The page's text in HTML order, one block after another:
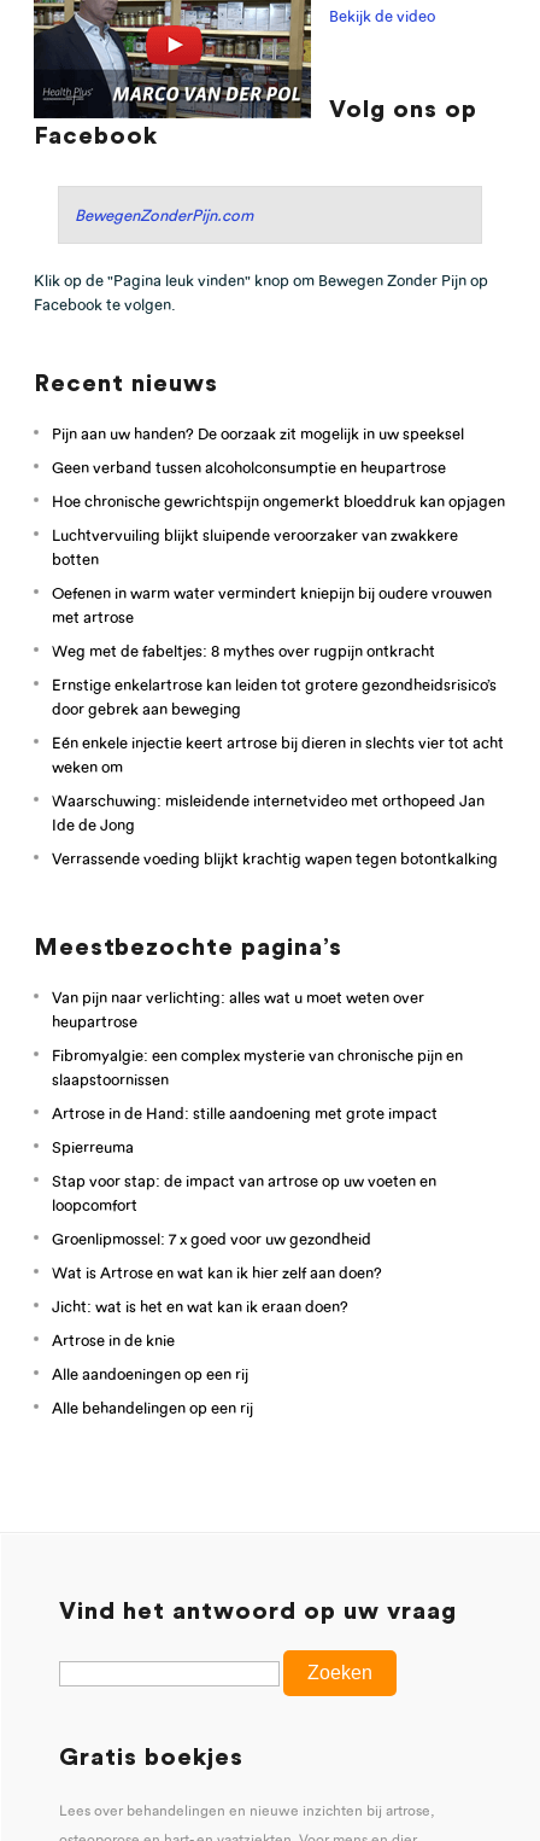
Bekijk de video
Volg ons op
Facebook
BewegenZonderPijn.com
Klik op de "Pagina leuk vinden" knop om Bewegen Zonder Pijn op
Facebook te volgen.
Recent nieuws
Pijn aan uw handen? De oorzaak zit mogelijk in uw speeksel
Geen verband tussen alcoholconsumptie en heupartrose
Hoe chronische gewrichtspijn ongemerkt bloeddruk kan opjagen
Luchtvervuiling blijkt sluipende veroorzaker van zwakkere
botten
Oefenen in warm water vermindert kniepijn bij oudere vrouwen
met artrose
Weg met de fabeltjes: 8 mythes over rugpijn ontkracht
Ernstige enkelartrose kan leiden tot grotere gezondheidsrisico’s
door gebrek aan beweging
Eén enkele injectie keert artrose bij dieren in slechts vier tot acht
weken om
Waarschuwing: misleidende internetvideo met orthopeed Jan
Ide de Jong
Verrassende voeding blijkt krachtig wapen tegen botontkalking
Meestbezochte pagina’s
Van pijn naar verlichting: alles wat u moet weten over
heupartrose
Fibromyalgie: een complex mysterie van chronische pijn en
slaapstoornissen
Artrose in de Hand: stille aandoening met grote impact
Spierreuma
Stap voor stap: de impact van artrose op uw voeten en
loopcomfort
Groenlipmossel: 7 x goed voor uw gezondheid
Wat is Artrose en wat kan ik hier zelf aan doen?
Jicht: wat is het en wat kan ik eraan doen?
Artrose in de knie
Alle aandoeningen op een rij
Alle behandelingen op een rij
Vind het antwoord op uw vraag
Gratis boekjes
Lees over behandelingen en nieuwe inzichten bij artrose,